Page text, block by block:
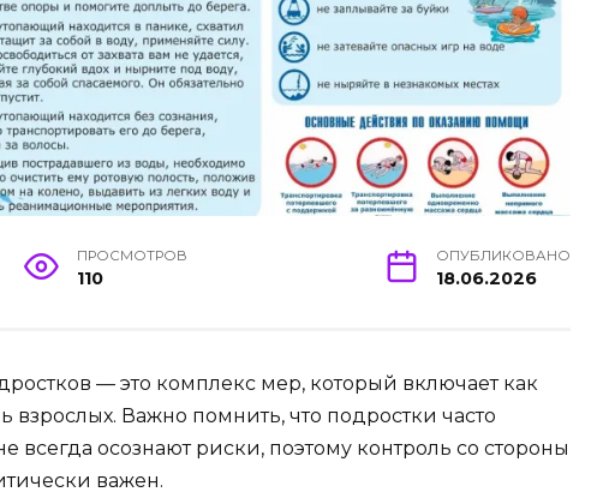
ПРОСМОТРОВ
110
ОПУБЛИКОВАНО
18.06.2026
— это комплекс мер, который включает как
взрослых. Важно помнить, что подростки часто
всегда осознают риски, поэтому контроль со стороны
важен.